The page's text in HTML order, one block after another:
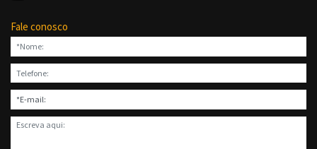
Fale conosco